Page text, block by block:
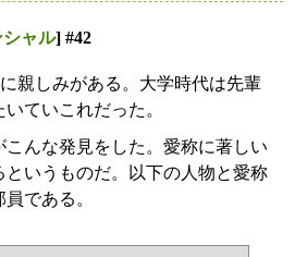
ャル] #42
親しみがある。大学時代は先輩
ていこれだった。
こんな発見をした。愛称に著しい
というものだ。以下の人物と愛称
である。